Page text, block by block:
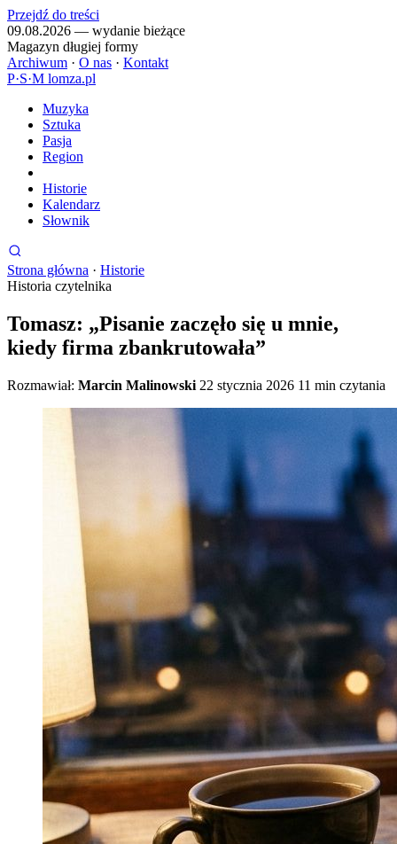
Przejdź do treści
09.08.2026 — wydanie bieżące
Magazyn długiej formy
Archiwum · O nas · Kontakt
P·S·M lomza.pl
Muzyka
Sztuka
Pasja
Region
Historie
Kalendarz
Słownik
Strona główna · Historie
Historia czytelnika
Tomasz: „Pisanie zaczęło się u mnie,
kiedy firma zbankrutowała”
Rozmawiał: Marcin Malinowski 22 stycznia 2026 11 min czytania